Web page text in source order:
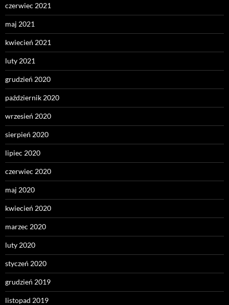
czerwiec 2021
maj 2021
kwiecień 2021
luty 2021
grudzień 2020
październik 2020
wrzesień 2020
sierpień 2020
lipiec 2020
czerwiec 2020
maj 2020
kwiecień 2020
marzec 2020
luty 2020
styczeń 2020
grudzień 2019
listopad 2019